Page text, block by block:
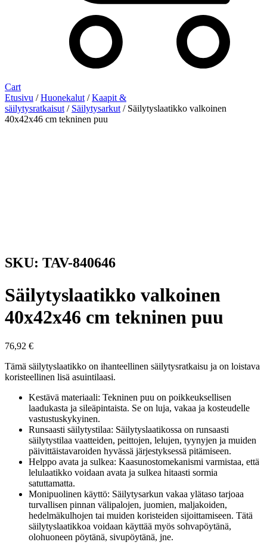
Cart
Etusivu /Huonekalut /Kaapit &
säilytysratkaisut / Säilytysarkut / Säilytyslaatikko valkoinen
40x42x46 cm tekninen puu
SKU: TAV-840646
Säilytyslaatikko valkoinen
40x42x46 cm tekninen puu
76,92 €
Tämä säilytyslaatikko on ihanteellinen säilytysratkaisu ja on loistava
koristeellinen lisä asuintilaasi.
Kestävä materiaali: Tekninen puu on poikkeuksellisen
laadukasta ja sileäpintaista. Se on luja, vakaa ja kosteudelle
vastustuskykyinen.
Runsaasti säilytystilaa: Säilytyslaatikossa on runsaasti
säilytystilaa vaatteiden, peittojen, lelujen, tyynyjen ja muiden
päivittäistavaroiden hyvässä järjestyksessä pitämiseen.
Helppo avata ja sulkea: Kaasunostomekanismi varmistaa, että
lelulaatikko voidaan avata ja sulkea hitaasti sormia
satuttamatta.
Monipuolinen käyttö: Säilytysarkun vakaa ylätaso tarjoaa
turvallisen pinnan välipalojen, juomien, maljakoiden,
hedelmäkulhojen tai muiden koristeiden sijoittamiseen. Tätä
säilytyslaatikkoa voidaan käyttää myös sohvapöytänä,
olohuoneen pöytänä, sivupöytänä, jne.